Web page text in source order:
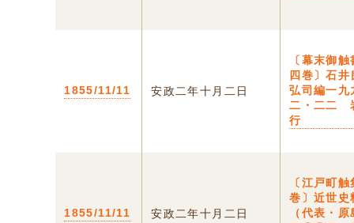
1855/11/11 安政二年十月二日
〔幕末御
四巻〕石
弘司編一九
二・二二
行
1855/11/11 安政二年十月二日
〔江戸町
巻〕近世史
（代表・